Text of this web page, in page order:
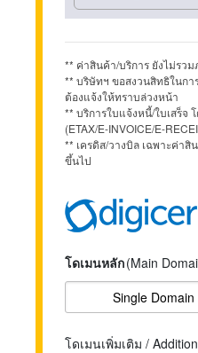
** ค่าสินค้า/บริการ ยังไม่รว
** บริษัทฯ ขอสงวนสิทธิในกา
ต้องแจ้งให้ทราบล่วงหน้า
** บริการใบแจ้งหนี้/ใบเสร็จ
(ETAX/E-INVOICE/E-
** เครดิส/วางบิล เฉพาะค่า
ขึ้นไป
โดเมนหลัก(Main
โดเมนเพิ่มเติม /